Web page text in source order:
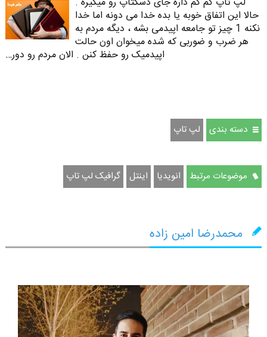
حالا این اتفاق خوبه یا بده خدا می دونه اما خدا
نکنه 1 چیز تو جامعه اپیدمی بشه ، دیگه مردم به
هر ضرب و ضوربی که شده میخوان اون حالت
اپیدمیک رو حفظ کنن . الان مردم رو دور…
دسته بندی لپ تاپ
موضوعات مرتبط انویدیا اینتل گرافیک لپ تاپ
محمدرضا امین زاده